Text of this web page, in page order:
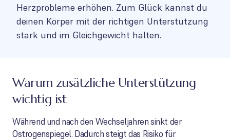
Herzprobleme erhöhen. Zum Glück kannst du
deinen Körper mit der richtigen Unterstützung
stark und im Gleichgewicht halten.
Warum zusätzliche Unterstützung
wichtig ist
Während und nach den Wechseljahren sinkt der
Östrogenspiegel. Dadurch steigt das Risiko für